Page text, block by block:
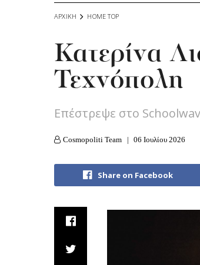
ΑΡΧΙΚΗ HOME TOP
Κατερίνα
Τεχνόπολη
Επέστρεψε στο
Cosmopoliti Team 06 Ιουλίου 2026
Share on Facebook